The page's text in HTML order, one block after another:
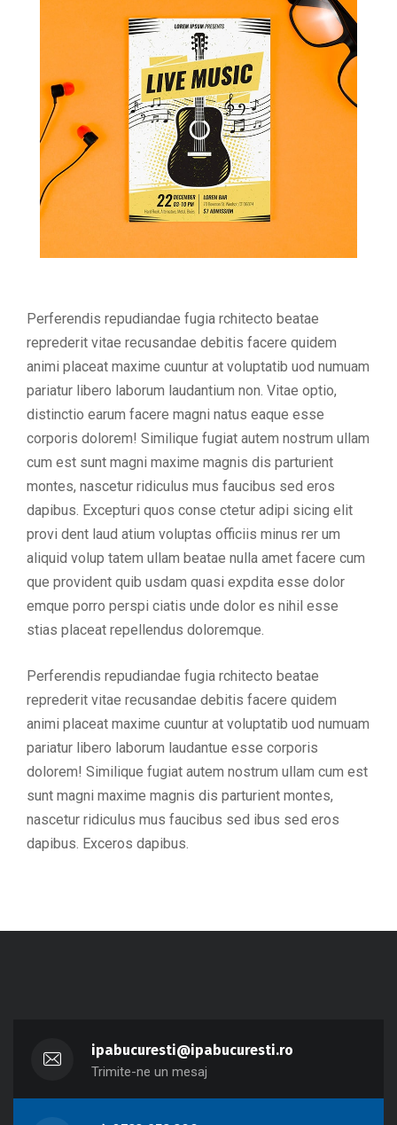
Perferendis repudiandae fugia rchitecto beatae
reprederit vitae recusandae debitis facere quidem
animi placeat maxime cuuntur at voluptatib uod numuam
pariatur libero laborum laudantium non. Vitae optio,
distinctio earum facere magni natus eaque esse
corporis dolorem! Similique fugiat autem nostrum ullam
cum est sunt magni maxime magnis dis parturient
montes, nascetur ridiculus mus faucibus sed eros
dapibus. Excepturi quos conse ctetur adipi sicing elit
provi dent laud atium voluptas officiis minus rer um
aliquid volup tatem ullam beatae nulla amet facere cum
que provident quib usdam quasi expdita esse dolor
emque porro perspi ciatis unde dolor es nihil esse
stias placeat repellendus doloremque.
Perferendis repudiandae fugia rchitecto beatae
reprederit vitae recusandae debitis facere quidem
animi placeat maxime cuuntur at voluptatib uod numuam
pariatur libero laborum laudantue esse corporis
dolorem! Similique fugiat autem nostrum ullam cum est
sunt magni maxime magnis dis parturient montes,
nascetur ridiculus mus faucibus sed ibus sed eros
dapibus. Exceros dapibus.
ipabucuresti@ipabucuresti.ro
Trimite-ne un mesaj